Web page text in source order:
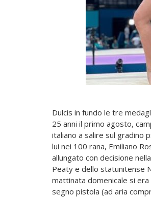
Dulcis in fundo le tre
25 anni il primo agosto,
italiano a salire sul gradino
lui nei 100 rana, Emiliano
allungato con decisione
Peaty e dello statunitense
mattinata domenicale si
segno pistola (ad aria